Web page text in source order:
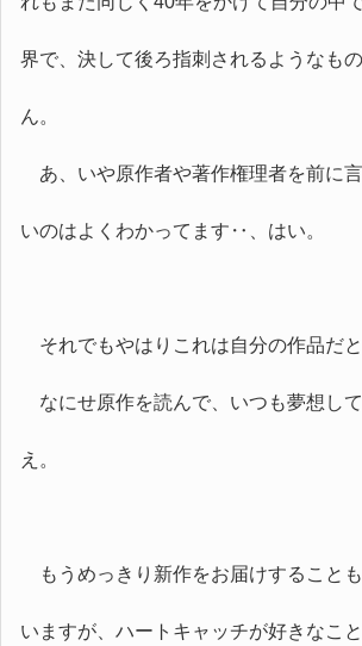
界で、決して後ろ指刺されるようなも
ん。
あ、いや原作者や著作権理者を前に
いのはよくわかってます‥、はい。
それでもやはりこれは自分の作品だと
なにせ原作を読んで、いつも夢想し
え。
もうめっきり新作をお届けすること
いますが、ハートキャッチが好きなこ